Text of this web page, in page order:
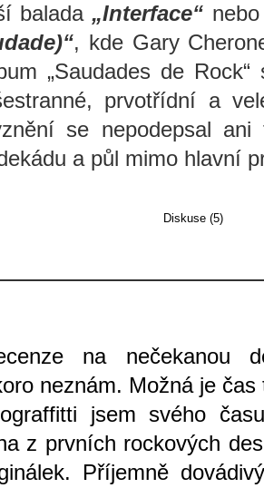
balada „Interface“
, kde Gary
„Saudades de
prvotřídní a
se nepodepsal
a půl mimo hlavní
Diskuse (5)
na nečekanou
neznám. Možná je čas
jsem svého
z prvních rockových
Příjemně